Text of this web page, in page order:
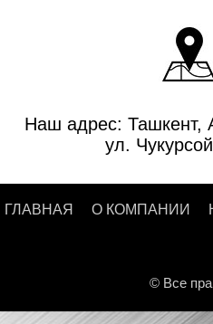
Наш адрес: Ташкент,
ул.
ГЛАВНАЯ О КОМПАНИИ
© Все